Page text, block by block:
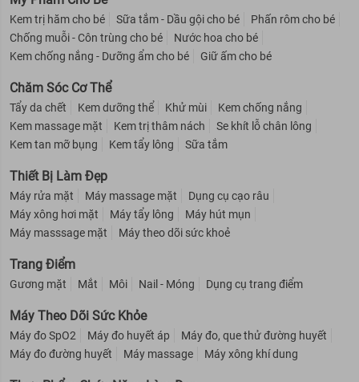
Mặt nạ dưỡng ẩm Mediheal N.M.F Aquaring Ampoule Mask REX
Sản phẩm dành cho mọi loại da, kể cả da nhạy cảm, đặc biệt dành
cho làn da thiếu ẩm, khô sần, biểu hiện làn da mệt mỏi, thiếu sức
sống
Mặt nạ giúp trắng da Mediheal I.P.I Lightmax Ampoule Mask REX
Mặt nạ giúp trắng da Mediheal I.P.I Lightmax Ampoule Mask REX
thích hợp cho da xỉn màu, thâm sạm, thiếu sức sống.
Mask REX
Mediheal P.D.F AC Dressing Ampoule Mask REX là sản phẩm dành
cho da dầu mụn
Mặt nạ chống lão hóa da Mediheal H.P.A Hydrapeel Ampoule
Sản phẩm dành cho mọi loại da
Giải pháp cho tình trạng da
Mặt nạ dưỡng ẩm Mediheal N.M.F Aquaring Ampoule Mask REX
Da khô, thiếu độ ẩm, da đang bị sần sùi và thô ráp.
Kem trị hăm cho bé Sữa tắm - Dầu gội cho bé
Phấn rôm cho bé
Chống muỗi - Côn trùng cho bé
Nước hoa cho bé
Kem chống nắng - Dưỡng ẩm cho bé
Giữ ấm cho bé
Chăm Sóc Cơ Thể
Tẩy da chết Kem dưỡng thể Khử mùi
Kem chống nắng
Kem massage mặt
Kem trị thâm nách
Se khít lỗ chân lông
Kem tan mỡ bụng
Kem tẩy lông Sữa tắm
Thiết Bị Làm Đẹp
Máy rửa mặt Máy massage mặt
Dụng cụ cạo râu
Máy xông hơi mặt
Máy tẩy lông
Máy hút mụn
Máy masssage mặt
Máy theo dõi sức khoẻ
Trang Điểm
Gương mặt Mắt Môi Nail - Móng Dụng cụ trang điểm
Máy Theo Dõi Sức Khỏe
Máy đo SpO2 Máy đo huyết áp
Máy đo, que thử đường huyết
Máy đo đường huyết
Máy massage Máy xông khí dung